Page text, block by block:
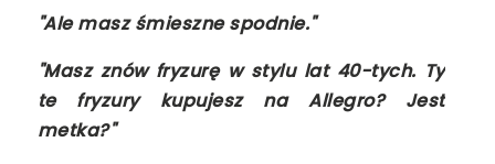
"Ale masz śmieszne spodnie."
"Masz znów fryzurę w stylu lat 40-tych. Ty
te fryzury kupujesz na Allegro? Jest
metka?"